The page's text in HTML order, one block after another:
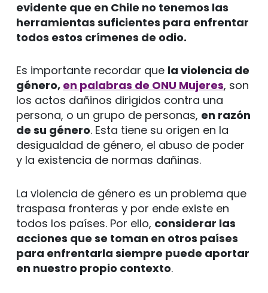
evidente que en Chile no tenemos las
herramientas suficientes para enfrentar
todos estos crímenes de odio.
Es importante recordar que la violencia de
género, en palabras de ONU Mujeres, son
los actos dañinos dirigidos contra una
persona, o un grupo de personas, en razón
de su género. Esta tiene su origen en la
desigualdad de género, el abuso de poder
y la existencia de normas dañinas.
La violencia de género es un problema que
traspasa fronteras y por ende existe en
todos los países. Por ello, considerar las
acciones que se toman en otros países
para enfrentarla siempre puede aportar
en nuestro propio contexto.